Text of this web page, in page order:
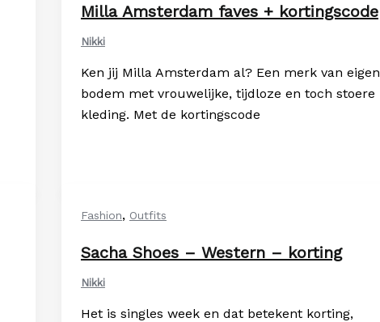
Milla Amsterdam faves + kortingscode
Nikki
Ken jij Milla Amsterdam al? Een merk van eigen
bodem met vrouwelijke, tijdloze en toch stoere
kleding. Met de kortingscode
Fashion, Outfits
Sacha Shoes – Western – korting
Nikki
Het is singles week en dat betekent korting,